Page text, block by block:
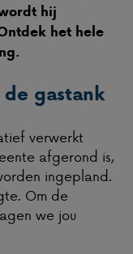
hij
het hele
gastank
verwerkt
afgerond is,
ingepland.
Om de
we jou